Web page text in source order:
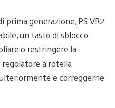
prima generazione, PS VR2
un tasto di sblocco
o restringere la
a rotella
e correggerne